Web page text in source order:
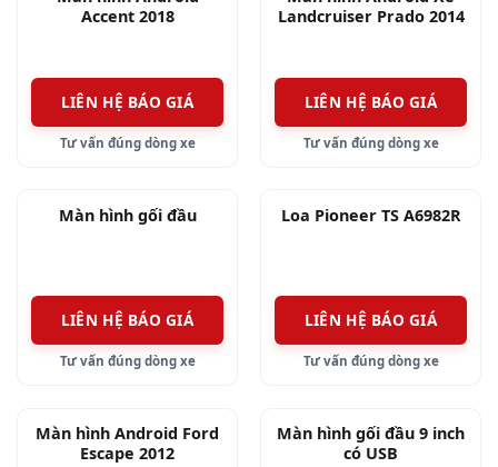
Định vị GPS giúp người dùng sử dụng bản đồ
dẫn đường Vietmap S1 hiệu quả và chính xác.
phép người dùng đồng bộ danh bạ điện thoại
Màn hình Android xe HRV 2018 kết nối với các
thết bị ngoại vi như: Máy tính, Ipad… Bên cạnh
Camera 360, Camera lùi… cho hình ảnh sắc nét,
rõ ràng.
Accent 2018
LIÊN HỆ BÁO GIÁ
Tư vấn đúng dòng xe
Landcruiser Prado 2014
LIÊN HỆ BÁO GIÁ
Tư vấn đúng dòng xe
Màn hình gối đầu
LIÊN HỆ BÁO GIÁ
Tư vấn đúng dòng xe
Loa Pioneer TS A6982R
LIÊN HỆ BÁO GIÁ
Tư vấn đúng dòng xe
Màn hình Android Ford
Escape 2012
Màn hình gối đầu 9 inch
có USB